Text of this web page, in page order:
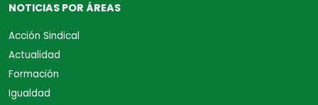
NOTICIAS POR ÁREAS
Acción Sindical
Actualidad
Formación
Igualdad